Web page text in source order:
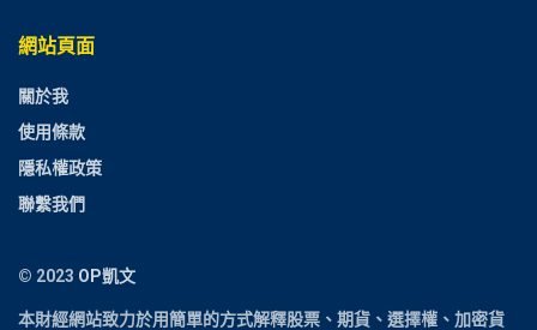
網站頁面
關於我
使用條款
隱私權政策
聯繫我們
© 2023 OP凱文
本財經網站致力於用簡單的方式解釋股票、期貨、選擇權、加密貨